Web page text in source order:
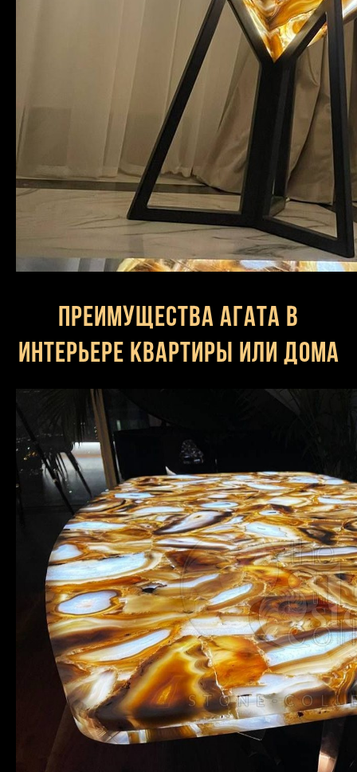
Преимущества агата в
интерьере квартиры или дома